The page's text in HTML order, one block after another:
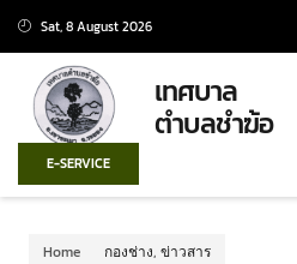
Sat, 8 August 2026
เทศบาล
ตำบลชำฆ้อ
E-SERVICE
Home กองช่าง, ข่าวสาร